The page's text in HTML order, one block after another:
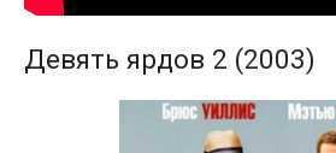
Девять ярдов 2 (2003)